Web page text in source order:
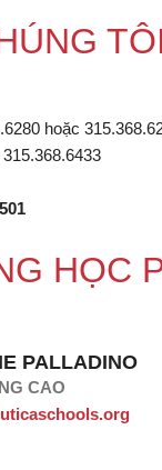
TÔI
hoặc
HỌC
PALLADINO
CAO